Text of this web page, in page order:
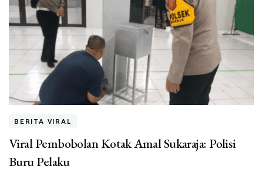
BERITA VIRAL
Viral Pembobolan Kotak Amal Sukaraja: Polisi
Buru Pelaku